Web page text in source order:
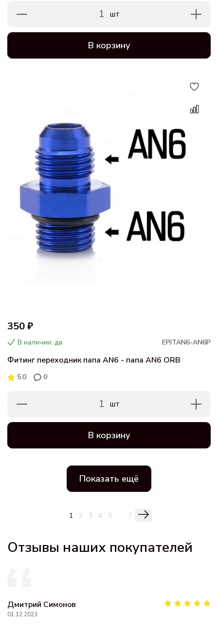
1 шт
В корзину
350 ₽
В наличии: да EPJTAN6-AN6P
Фитинг переходник папа AN6 - папа AN6 ORB
5.0 0
1 шт
В корзину
Показать ещё
1 2 3 4 5 ... 7
Отзывы наших покупателей
Дмитрий Симонов
01.12.2023